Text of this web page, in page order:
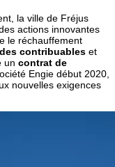
la ville de Fréjus
actions innovantes
le réchauffement
des contribuables et
un contrat de
Engie début 2020,
nouvelles exigences